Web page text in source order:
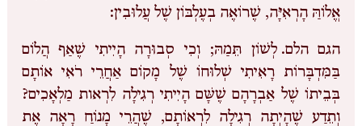
אֱלוֹהַּ הָרְאִיָּה, שֶׁרוֹאֶה בְעֶלְבּוֹן שֶׁל עֲלוּבִין:
הגם הלם. לְשׁוֹן תֵּמַהּ; וְכִי סְבוּרָה הָיִיתִי שֶׁאַף הֲלוֹם
בַּמִּדְבָּרוֹת רָאִיתִי שְׁלוּחוֹ שֶׁל מָקוֹם אַחֲרֵי רֹאִי אוֹתָם
בְּבֵיתוֹ שֶׁל אַבְרָהָם שֶׁשָּׁם הָיִיתִי רְגִילָה לִרְאות מַלְאָכִים?
וְתֵדַע שֶׁהָיְתָה רְגִילָה לִרְאוֹתָם, שֶׁהֲרֵי מָנוֹחַ רָאָה אֶת